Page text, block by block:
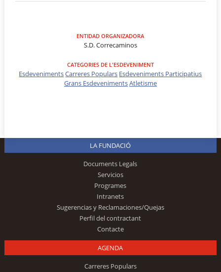
ENTIDAD ORGANIZADORA
S.D. Correcaminos
CATEGORIES DE L'ESDEVENIMENT
EsdevenimentsCarreres Populars Esdeveniments Participatius
Grans EsdevenimentsAtletisme
LA FUNDACIÓ
Documents Legals
Servicios
Programes
Intranets
Sugerencias y Reclamaciones/Quejas
Perfil del contractant
Contacte
AGENDA
Carreres Populars